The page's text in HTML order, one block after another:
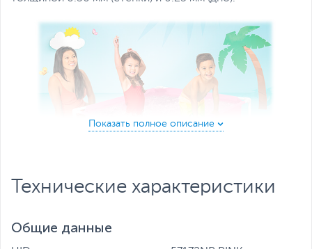
Для комфортного и безопасного купания есть мягкие
легко устанавливается за 10-15 минут. Для слива и
Технические характеристики
Общие данные